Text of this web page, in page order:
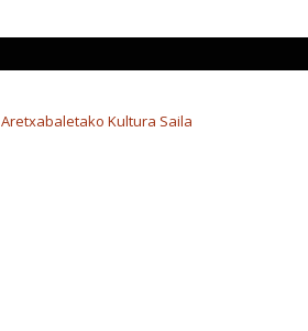
Aretxabaletako Kultura Saila